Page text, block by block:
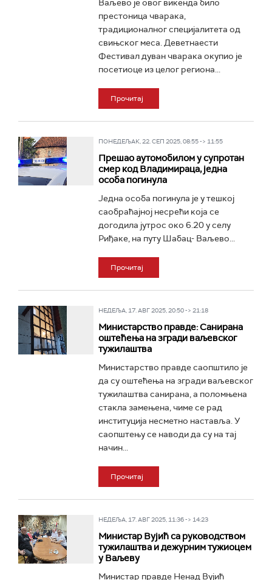
Ваљево је овог викенда било
престоница чварака,
традиционалног специјалитета од
свињског меса. Деветнаести
Фестивал дуван чварака окупио је
посетиоце из целог региона...
Прочитај
ПОНЕДЕЉАК, 22. СЕП 2025, 08:55 -> 11:55
Прешао аутомобилом у супротан
смер код Владимираца, једна
особа погинула
Једна особа погинула је у тешкој
саобраћајној несрећи која се
догодила јутрос око 6.20 у селу
Риђаке, на путу Шабац- Ваљево...
Прочитај
НЕДЕЉА, 17. АВГ 2025, 20:50 -> 21:18
Министарство правде: Санирана
оштећења на згради ваљевског
тужилаштва
Министарство правде саопштило је
да су оштећења на згради ваљевског
тужилаштва санирана, а поломњена
стакла замењена, чиме се рад
институција несметно наставља. У
саопштењу се наводи да су на тај
начин...
Прочитај
НЕДЕЉА, 17. АВГ 2025, 11:36 -> 14:23
Министар Вујић са руководством
тужилаштва и дежурним тужиоцем
у Ваљеву
Министар правде Ненад Вујић